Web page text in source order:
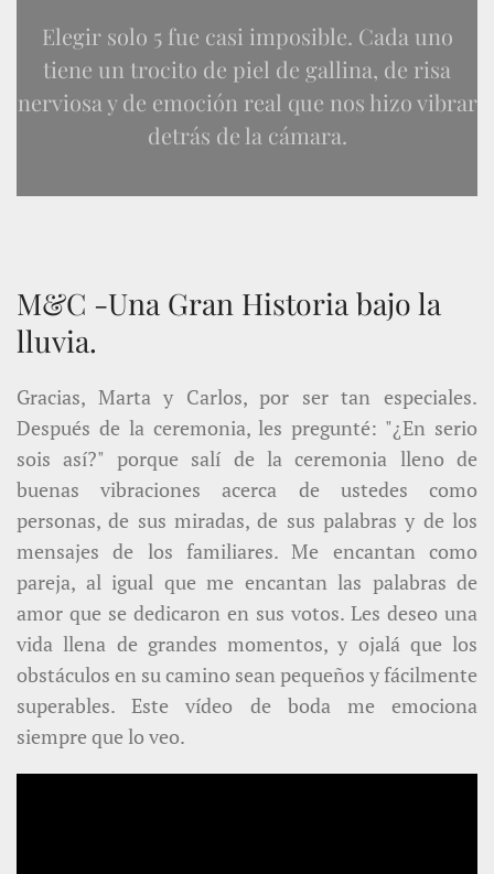
Elegir solo 5 fue casi imposible. Cada uno
tiene un trocito de piel de gallina, de risa
nerviosa y de emoción real que nos hizo vibrar
detrás de la cámara.
M&C -Una Gran Historia bajo la
lluvia.
Gracias, Marta y Carlos, por ser tan especiales.
Después de la ceremonia, les pregunté: "¿En serio
sois así?" porque salí de la ceremonia lleno de
buenas vibraciones acerca de ustedes como
personas, de sus miradas, de sus palabras y de los
mensajes de los familiares. Me encantan como
pareja, al igual que me encantan las palabras de
amor que se dedicaron en sus votos. Les deseo una
vida llena de grandes momentos, y ojalá que los
obstáculos en su camino sean pequeños y fácilmente
superables. Este vídeo de boda me emociona
siempre que lo veo.